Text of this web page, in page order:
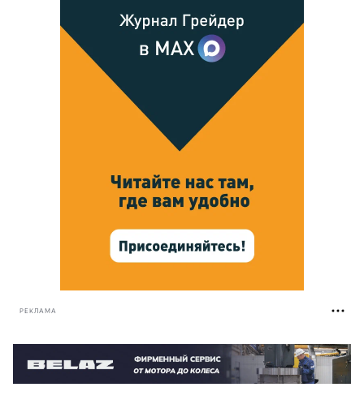
РЕКЛАМА